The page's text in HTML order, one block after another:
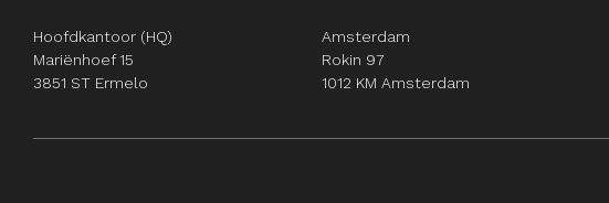
Hoofdkantoor (HQ)
Mariënhoef 15
3851 ST Ermelo
Amsterdam
Rokin 97
1012 KM Amsterdam